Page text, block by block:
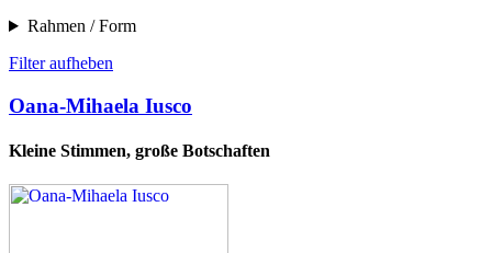
Rahmen / Form
Filter aufheben
Oana-Mihaela Iusco
Kleine Stimmen, große Botschaften